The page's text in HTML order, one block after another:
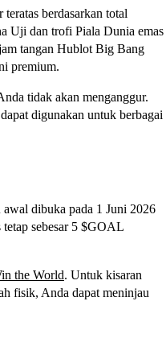
berdasarkan total
Uji dan trofi Piala Dunia emas
tangan Hublot Big Bang
premium.
tidak akan menganggur.
digunakan untuk berbagai
dibuka pada 1 Juni 2026
sebesar 5 $GOAL
the World. Untuk kisaran
fisik, Anda dapat meninjau